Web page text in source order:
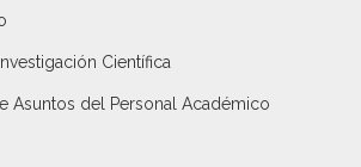
Científica
Asuntos del Personal Académico